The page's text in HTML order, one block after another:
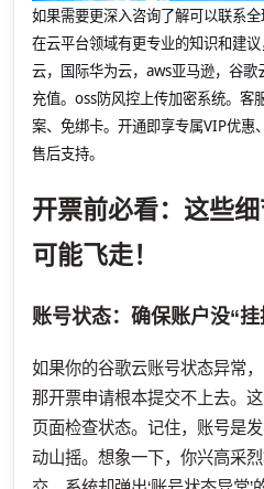
如果需要更深入咨询了解可以联系
在云平台领域有更专业的知识和建
云，国际华为云，aws亚马逊，谷
充值。oss防风控上传加密系统。客
案、免绑卡。开通即享专属VIP优惠
售后支持。
开票前必看：这些
可能飞走！
账号状态：确保账户没“挂
如果你的谷歌云账号状态异常
那开票申请根本提交不上去。
页面检查状态。记住，账号是
动山摇。想象一下，你兴高采